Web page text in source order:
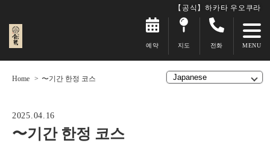
【공식】하카타 우오쿠라
예약 지도 전화
Home 〜기간 한정 코스
2025.04.16
〜기간 한정 코스